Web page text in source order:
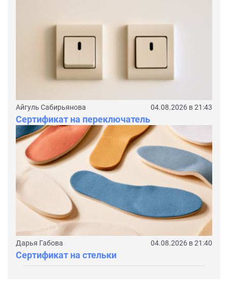
Айгуль Сабирьянова 04.08.2026 в 21:43
Сертификат на переключатель
Дарья Габова 04.08.2026 в 21:40
Сертификат на стельки